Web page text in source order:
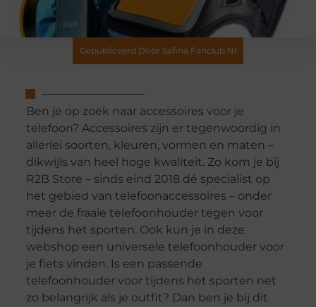
Gepubliceerd Door Safina Fanclub.nl
Ben je op zoek naar accessoires voor je
telefoon? Accessoires zijn er tegenwoordig in
allerlei soorten, kleuren, vormen en maten –
dikwijls van heel hoge kwaliteit. Zo kom je bij
R2B Store – sinds eind 2018 dé specialist op
het gebied van telefoonaccessoires – onder
meer de fraaie telefoonhouder tegen voor
tijdens het sporten. Ook kun je in deze
webshop een universele telefoonhouder voor
je fiets vinden. Is een passende
telefoonhouder voor tijdens het sporten net
zo belangrijk als je outfit? Dan ben je bij dit